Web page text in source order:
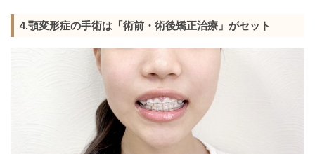
4.顎変形症の手術は「術前・術後矯正治療」がセット